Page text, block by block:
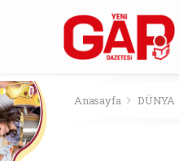
Anasayfa DÜNYA